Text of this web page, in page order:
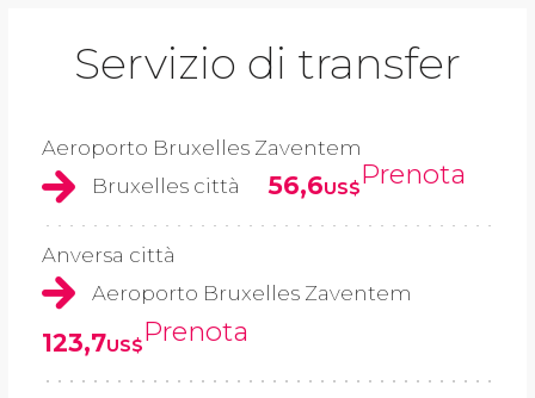
Servizio di transfer
Aeroporto Bruxelles Zaventem
Bruxelles città
56,6US$Prenota
Anversa città
Aeroporto Bruxelles Zaventem
123,7US$Prenota